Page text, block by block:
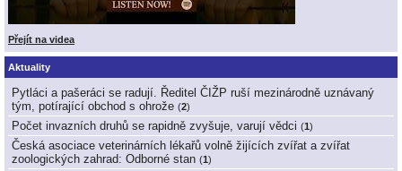
Přejít na videa
Aktuality
Pytláci a pašeráci se radují. Ředitel ČIŽP ruší mezinárodně uznávaný
tým, potírající obchod s ohrože (2)
Počet invazních druhů se rapidně zvyšuje, varují vědci (1 )
Česká asociace veterinárních lékařů volně žijících zvířat a zvířat
zoologických zahrad: Odborné stan (1 )